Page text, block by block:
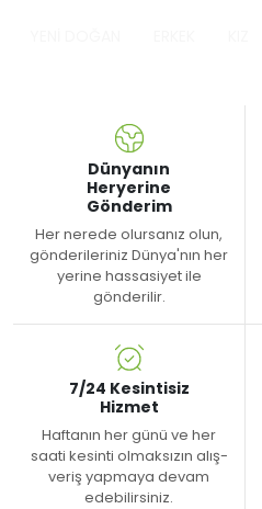
Dünyanın
Heryerine
Gönderim
Her nerede olursanız olun,
gönderileriniz Dünya'nın her
yerine hassasiyet ile
gönderilir.
7/24 Kesintisiz
Hizmet
Haftanın her günü ve her
saati kesinti olmaksızın alış-
veriş yapmaya devam
edebilirsiniz.